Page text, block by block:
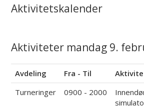
Aktivitetskalender
Aktiviteter mandag 9.
Avdeling Fra - Til
Turneringer
0900 - 2000